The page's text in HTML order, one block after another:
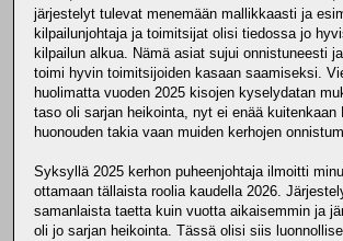
järjestelyt tulevat menemään mallikkaasti ja
kilpailunjohtaja ja toimitsijat olisi tiedossa jo
kilpailun alkua. Nämä asiat sujui onnistuneesti
toimi hyvin toimitsijoiden kasaan saamiseksi.
huolimatta vuoden 2025 kisojen kyselydatan
taso oli sarjan heikointa, nyt ei enää kuitenkaan
huonouden takia vaan muiden kerhojen
Syksyllä 2025 kerhon puheenjohtaja ilmoitti
ottamaan tällaista roolia kaudella 2026.
samanlaista taetta kuin vuotta aikaisemmin ja
oli jo sarjan heikointa. Tässä olisi siis